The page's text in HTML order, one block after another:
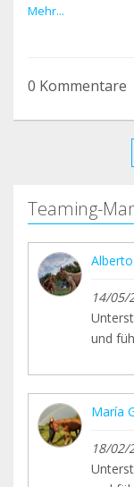
construcción
nos hemos
Ahora, tras
Koko y para
MILLONES DE
VOSOTROS
Mehr...
0 Kommentare
Teaming-
14/05/
und
María
18/02/